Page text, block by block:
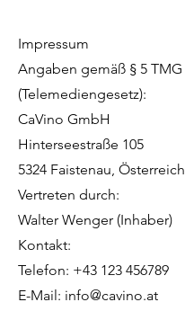
Impressum
Angaben gemäß § 5 TMG
(Telemediengesetz):
CaVino GmbH
Hinterseestraße 105
5324 Faistenau, Österreich
Vertreten durch:
Walter Wenger (Inhaber)
Kontakt:
Telefon: +43 123 456789
E-Mail: info@cavino.at